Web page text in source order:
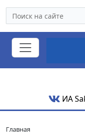
ИА
Главная